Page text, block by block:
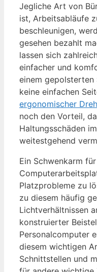
Jegliche Art von
ist, Arbeitsabläufe
beschleunigen,
gesehen bezahlt
lassen sich
einfacher und
einem gepolsterten
keine einfachen
ergonomischer
noch den Vorteil,
Haltungsschäden
weitestgehend
Ein Schwenkarm
Platzprobleme zu
zu diesem häufig
Lichtverhältnissen
konstruierter
Personalcomputer
diesem wichtigen
Schnittstellen und